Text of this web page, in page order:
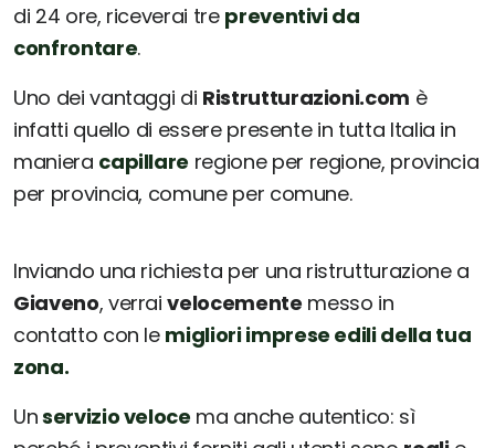
di 24 ore, riceverai tre preventivi da
confrontare.
Uno dei vantaggi di Ristrutturazioni.com è
infatti quello di essere presente in tutta Italia in
maniera capillare regione per regione, provincia
per provincia, comune per comune.
Inviando una richiesta per una ristrutturazione a
Giaveno, verraivelocemente messo in
contatto con le migliori imprese edili della tua
zona.
Unservizio veloce ma anche autentico: sì